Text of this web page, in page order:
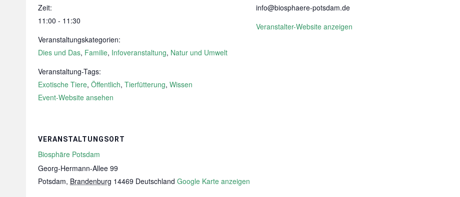
Zeit:
11:00 - 11:30
Veranstaltungskategorien:
Dies und Das, Familie, Infoveranstaltung, Natur und Umwelt
Veranstaltung-Tags:
Exotische Tiere, Öffentlich, Tierfütterung, Wissen
Event-Website ansehen
info@biosphaere-potsdam.de
Veranstalter-Website anzeigen
VERANSTALTUNGSORT
Biosphäre Potsdam
Georg-Hermann-Allee 99
Potsdam, Brandenburg 14469 Deutschland Google Karte anzeigen